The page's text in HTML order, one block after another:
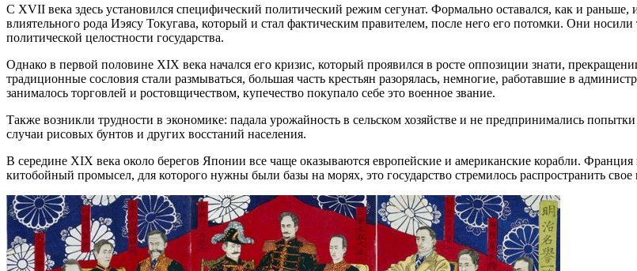
С XVII века здесь установился специфический политический режим сегунат. Формально оставался, как и раньше,
влиятельного рода Иэясу Токугава, который и стал фактическим правителем, после него его потомки. Они
политической целостности государства.
Однако в первой половине XIX века начался его кризис, который проявился в росте оппозиции знати,
традиционные сословия стали размываться, большая часть крестьян разорялась, немногие, работавшие в
занималось торговлей и ростовщичеством, купечество покупало себе это военное звание.
Также возникли трудности в экономике: падала урожайность в сельском хозяйстве и не предпринимались
случаи рисовых бунтов и других восстаний населения.
В середине XIX века около берегов Японии все чаще оказываются европейские и американские корабли.
китобойный промысел, для которого нужны были базы на морях, это государство стремилось распространить